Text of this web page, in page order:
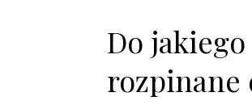
Do
rozpinane